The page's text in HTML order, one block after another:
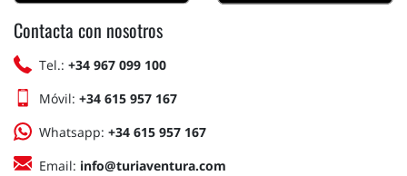
Contacta con nosotros
Tel.: +34 967 099 100
Móvil: +34 615 957 167
Whatsapp: +34 615 957 167
Email: info@turiaventura.com